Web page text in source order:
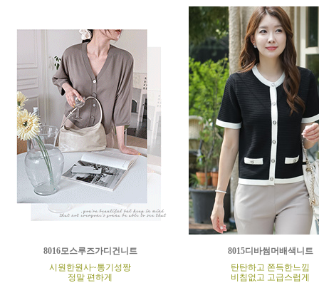
8016모스루즈가디건니트
시원한원사~통기성짱
정말 편하게
8015디바썸머배색니트
탄탄하고 쫀득한느낌
비침없고 고급스럽게